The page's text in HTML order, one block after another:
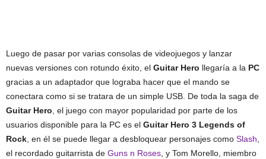
Luego de pasar por varias consolas de videojuegos y lanzar
nuevas versiones con rotundo éxito, el Guitar Hero llegaría a la PC
gracias a un adaptador que lograba hacer que el mando se
conectara como si se tratara de un simple USB. De toda la saga de
Guitar Hero , el juego con mayor popularidad por parte de los
usuarios disponible para la PC es el Guitar Hero 3 Legends of
Rock , en él se puede llegar a desbloquear personajes como Slash
el recordado guitarrista de Guns n Roses , y Tom Morello, miembro